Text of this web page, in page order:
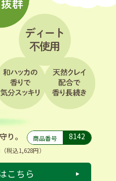
り。 商品番号 8142
税込1,628円）
こちら